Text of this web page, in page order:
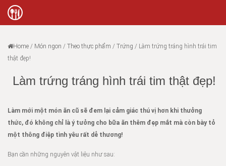
Home / Món ngon / Theo thực phẩm / Trứng / Làm trứng tráng hình trái tim
thật đẹp!
Làm trứng tráng hình trái tim thật đẹp!
Làm mới một món ăn cũ sẽ đem lại cảm giác thú vị hơn khi thưởng
thức, đó không chỉ là ý tưởng cho bữa ăn thêm đẹp mắt mà còn bày tỏ
một thông điệp tình yêu rất dễ thương!
Bạn cần những nguyên vật liệu như sau: